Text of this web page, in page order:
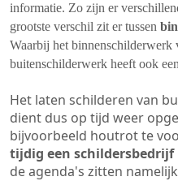
informatie. Zo zijn er
grootste verschil zit er tussen
Waarbij het binnenschilderwerk
buitenschilderwerk heeft ook
Het laten schilderen van
dient dus op tijd weer
bijvoorbeeld houtrot te
tijdig een schildersbedrijf
de agenda's zitten